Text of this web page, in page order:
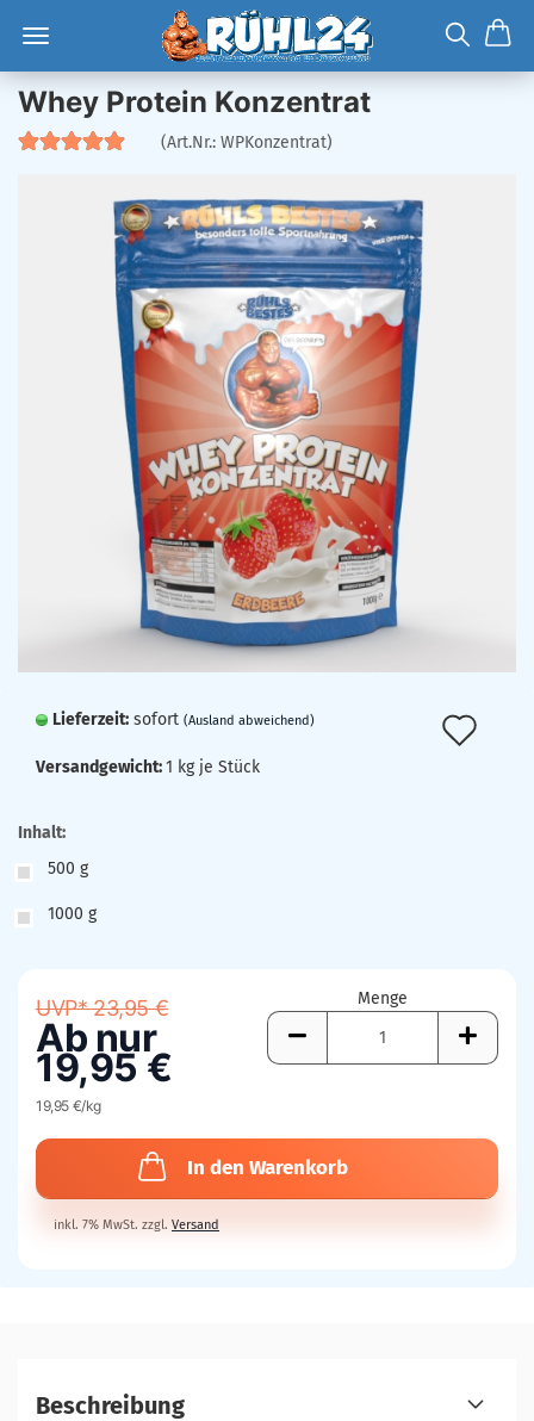
Whey Protein Konzentrat
(Art.Nr.: WPKonzentrat)
Lieferzeit: sofort (Ausland abweichend)
Versandgewicht:1 kg je Stück
Inhalt:
500 g
1000 g
UVP* 23,95 €
Ab nur
19,95 €
19,95 €/kg
Menge
In den Warenkorb
inkl. 7% MwSt. zzgl. Versand
Beschreibung